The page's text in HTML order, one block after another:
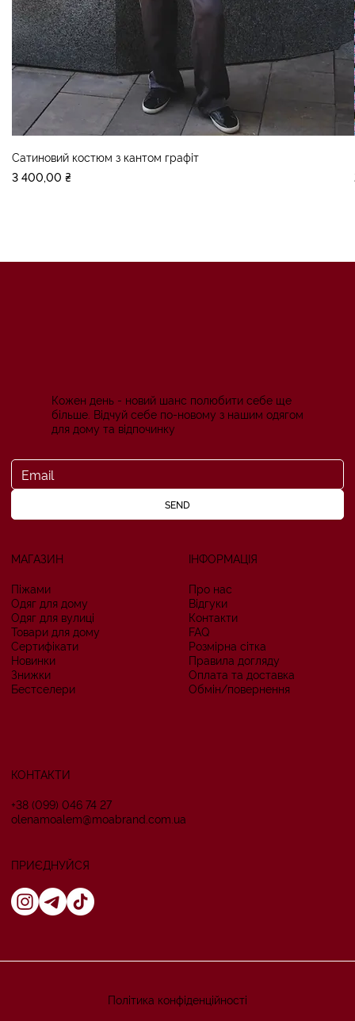
Сатиновий костюм з кантом графіт
Ціна
3 400,00 ₴
Політика конфіденційності
КОНТАКТИ
+38 (099) 046 74 27
оlenamoalem@moabrand.com.ua
ПРИЄДНУЙСЯ
МАГАЗИН
Піжами
Одяг для дому
Одяг для вулиці
Товари для дому
Сертифікати
Новинки
Знижки
Бестселери
ІНФОРМАЦІЯ
Про нас
Відгуки
Контакти
FAQ
Розмірна сітка
Правила догляду
Оплата та доставка
Обмін/повернення
Кожен день - новий шанс полюбити себе ще
більше. Відчуй себе по-новому з нашим одягом
для дому та відпочинку
SEND